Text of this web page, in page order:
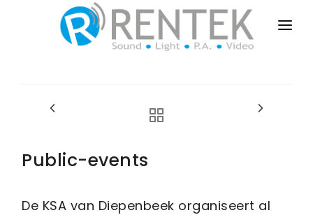
PRIVATE-EVENTS
Public-events
De KSA van Diepenbeek organiseert al